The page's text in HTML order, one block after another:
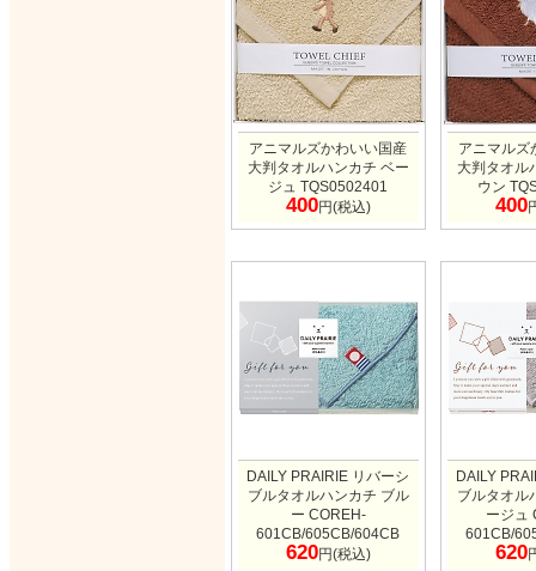
アニマルズかわいい国産
大判タオルハンカチ ベー
ジュ TQS0502401
400円(税込)
アニマルズ
大判タオル
ウン
400
DAILY PRAIRIE リバーシ
ブルタオルハンカチ ブル
ー COREH-
601CB/605CB/604CB
620円(税込)
DAILY
ブルタオル
ージュ
601CB/
620